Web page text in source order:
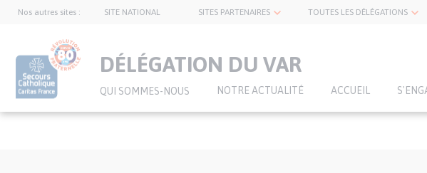
Nos autres sites : SITE NATIONAL SITES PARTENAIRES TOUTES LES DÉLÉGATIONS
DÉLÉGATION DU VAR
QUI SOMMES-NOUS NOTRE ACTUALITÉ ACCUEIL